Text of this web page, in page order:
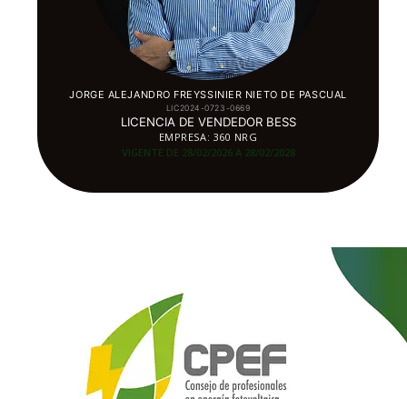
JORGE ALEJANDRO FREYSSINIER NIETO DE PASCUAL
LIC2024-0723-0669
LICENCIA DE VENDEDOR BESS
EMPRESA: 360 NRG
VIGENTE DE 28/02/2026 A 28/02/2028